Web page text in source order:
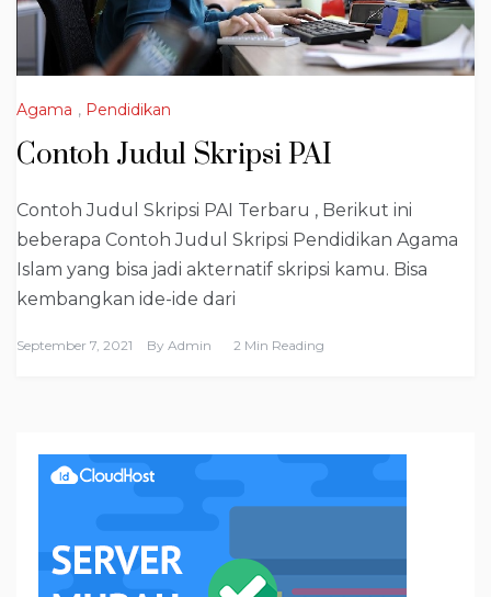
Agama , Pendidikan
Contoh Judul Skripsi PAI
Contoh Judul Skripsi PAI Terbaru , Berikut ini
beberapa Contoh Judul Skripsi Pendidikan Agama
Islam yang bisa jadi akternatif skripsi kamu. Bisa
kembangkan ide-ide dari
September 7, 2021 By Admin 2 Min Reading